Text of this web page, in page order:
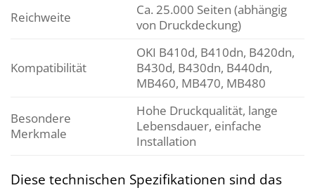
Reichweite
Ca. 25.000 Seiten (abhängig
von Druckdeckung)
Kompatibilität
OKI B410d, B410dn, B420dn,
B430d, B430dn, B440dn,
MB460, MB470, MB480
Besondere
Merkmale
Hohe Druckqualität, lange
Lebensdauer, einfache
Installation
Diese technischen Spezifikationen sind das